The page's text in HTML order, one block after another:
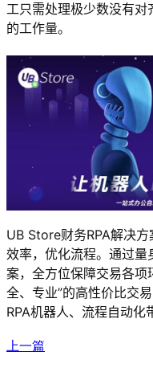
工只需处理极少数没有
的工作量。
UB Store财务RPA解决
效率，优化流程。通过量
案，全方位保障交易各项
全、专业”的高性价比交
RPA机器人、流程自动化
上一篇